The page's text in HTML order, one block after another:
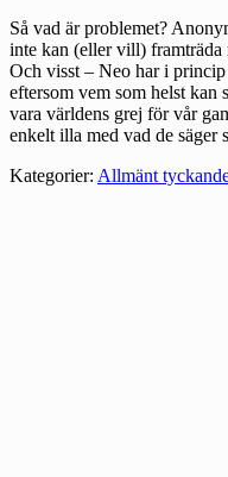
Så vad är problemet?
inte kan (eller vill) framträda
Och visst – Neo har i
eftersom vem som helst
vara världens grej för vår
enkelt illa med vad de säger
Kategorier: Allmänt